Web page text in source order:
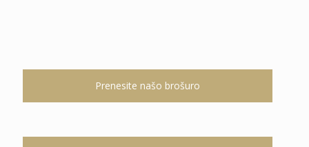
Prenesite našo brošuro